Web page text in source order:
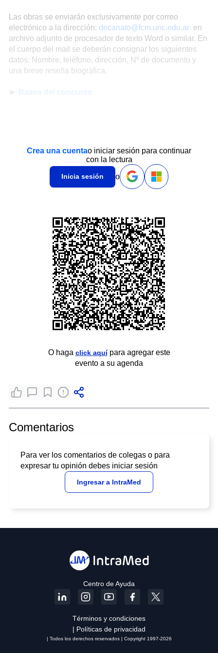
Las obras se enviarán exclusivamente por correo
electrónico a la dirección: decanato@fcm.unc.edu.ar en
archivo adjunto de procesador de texto Word o similar. En
el cuerpo del mail se deberán consignar los siguientes
datos: Nombre, teléfono, dirección, Nº de documento y
una breve reseña biográfica.
Crea una cuentao iniciar sesión para continuar
con la lectura
Inicia sesión o
O haga click aquípara agregar este
evento a su agenda
Comentarios
Para ver los comentarios de colegas o para
expresar tu opinión debes iniciar sesión
Ingresar a IntraMed
Centro de Ayuda
Términos y condiciones
| Políticas de privacidad
| Todos los derechos reservados | Copyright 1997-2026